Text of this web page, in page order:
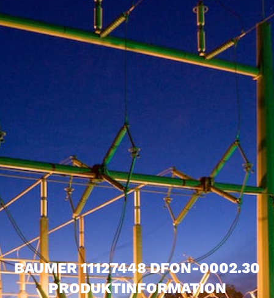
BAUMER 11127448 DFON-0002.30
PRODUKTINFORMATION